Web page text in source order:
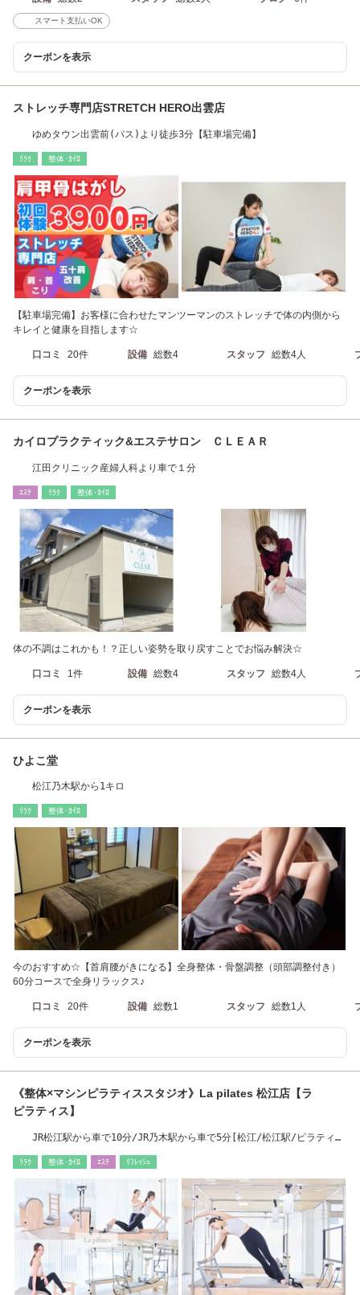
スマート支払いOK
クーポンを表示
ストレッチ専門店STRETCH HERO出雲店
ゆめタウン出雲前(バス)より徒歩3分【駐車場完備】
ﾘﾗｸ 整体･ｶｲﾛ
【駐車場完備】お客様に合わせたマンツーマンのストレッチで体の内側から
キレイと健康を目指します☆
口コミ 20件 設備 総数4 スタッフ 総数4人
クーポンを表示
カイロプラクティック&エステサロン ＣＬＥＡＲ
江田クリニック産婦人科より車で１分
ｴｽﾃ ﾘﾗｸ 整体･ｶｲﾛ
体の不調はこれかも！？正しい姿勢を取り戻すことでお悩み解決☆
口コミ 1件 設備 総数4 スタッフ 総数4人
クーポンを表示
ひよこ堂
松江乃木駅から1キロ
ﾘﾗｸ 整体･ｶｲﾛ
今のおすすめ☆【首肩腰がきになる】全身整体・骨盤調整（頭部調整付き）
60分コースで全身リラックス♪
口コミ 20件 設備 総数1 スタッフ 総数1人
クーポンを表示
《整体×マシンピラティススタジオ》La pilates 松江店【ラ
ピラティス】
JR松江駅から車で10分/JR乃木駅から車で5分[松江/松江駅/ピラティ
ﾘﾗｸ 整体･ｶｲﾛ ｴｽﾃ ﾘﾌﾚｯｼｭ